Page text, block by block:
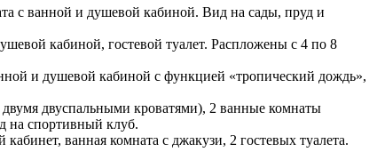
с ванной и душевой кабиной. Вид на сады, пруд и
кабиной, гостевой туалет. Распложены с 4 по 8
и душевой кабиной с функцией «тропический дождь»,
двумя двуспальными кроватями), 2 ванные комнаты
на спортивный клуб.
ванная комната с джакузи, 2 гостевых туалета.